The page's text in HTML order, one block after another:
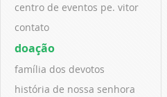
centro de eventos pe. vitor
contato
doação
família dos devotos
história de nossa senhora